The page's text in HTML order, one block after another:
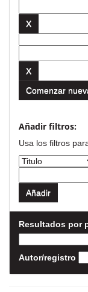
Comenzar
Añadir filtros:
Usa los filtros
Resultados por
Autor/registro